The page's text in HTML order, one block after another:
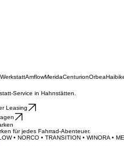
WerkstattAmflowMeridaCenturion
Service in Hahnstätten.
Leasing